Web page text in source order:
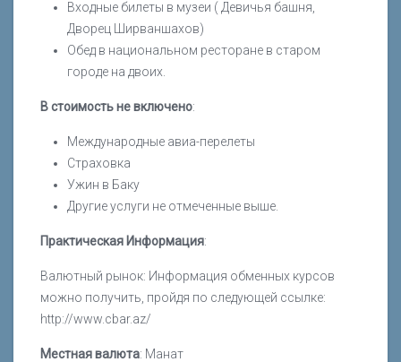
Входные билеты в музеи ( Девичья башня,
Дворец Ширваншахов)
Обед в национальном ресторане в старом
городе на двоих.
В стоимость не включено:
Международные авиа-перелеты
Страховка
Ужин в Баку
Другие услуги не отмеченные выше.
Практическая Информация:
Валютный рынок: Информация обменных курсов
можно получить, пройдя по следующей ссылке:
http://www.cbar.az/
Местная валюта: Манат